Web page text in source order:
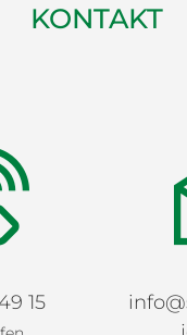
KONTAKT
15